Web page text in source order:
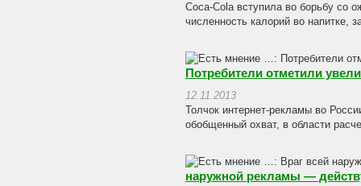
Coca-Cola вступила во борьбу со
численность калорий во напитке,
Потребители отметили
12.11.2013
Толчок интернет-рекламы во
обобщенный охват, в области
наружной рекламы —